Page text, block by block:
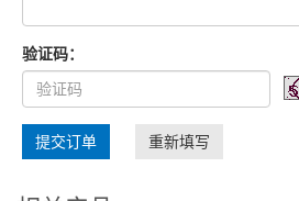
验证码：
提交订单 重新填写